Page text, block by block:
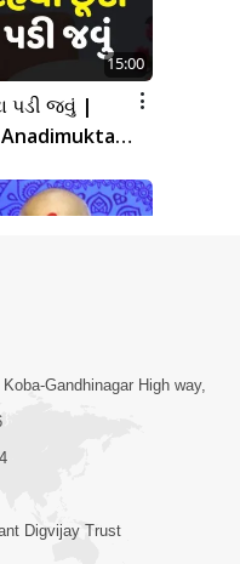
15:00
પડી જવું |
17:00
Gandhinagar High way,
Digvijay Trust